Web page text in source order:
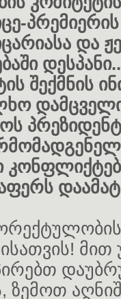
და
შექმნის
ზემოთ